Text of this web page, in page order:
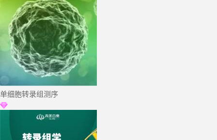
单细胞转录组测序